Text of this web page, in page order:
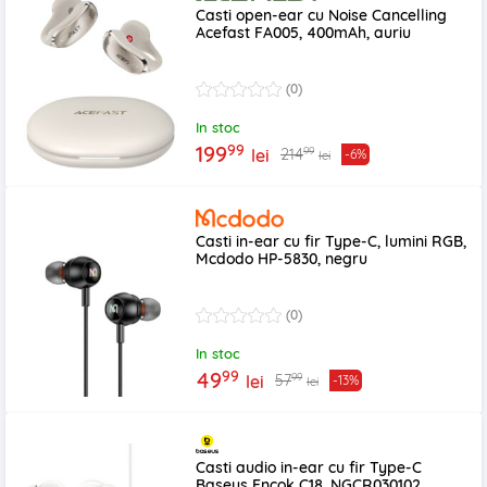
Casti open-ear cu Noise Cancelling
Acefast FA005, 400mAh, auriu
(0)
In stoc
19999 lei 21499 lei -6%
Casti in-ear cu fir Type-C, lumini RGB,
Mcdodo HP-5830, negru
(0)
In stoc
4999 lei 5799 lei -13%
Casti audio in-ear cu fir Type-C